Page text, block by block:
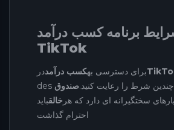
برنامه کسب درآمد
TikTok
برای دسترسی بهکسب درآمددر
des
چندین شرط را رعایت کنید.صندوق
سختگیرانه ای دارد که هر خالقباید
احترام گذاشت